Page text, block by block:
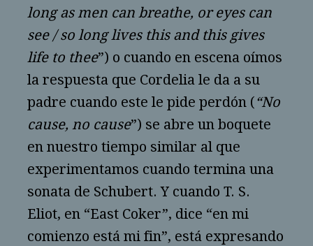
long as men can breathe, or eyes can
see / so long lives this and this gives
life to thee”) o cuando en escena oímos
la respuesta que Cordelia le da a su
padre cuando este le pide perdón (“No
cause, no cause”) se abre un boquete
en nuestro tiempo similar al que
experimentamos cuando termina una
sonata de Schubert. Y cuando T. S.
Eliot, en “East Coker”, dice “en mi
comienzo está mi fin”, está expresando